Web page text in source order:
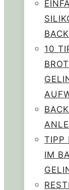
10
TIPP
IM